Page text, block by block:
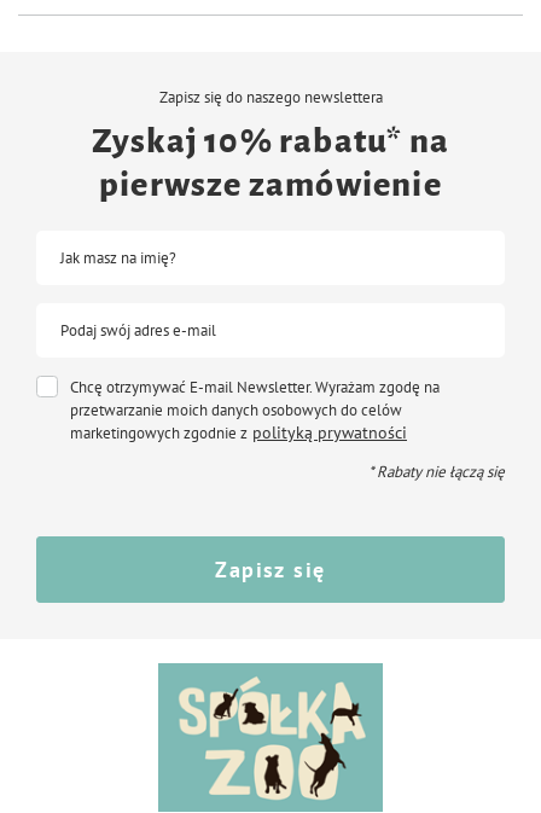
SKŁAD
SKŁADNIKI ANALITYCZNE
białko 15%, zawartość tłuszczu 9,5%, włókno surowe 8%, popiół surowy
3,5%, wapń 0,4%, fosfor 0,4%
DODATKI
DODATKI DIETETYCZNE
(żelazo) 46 mg, 3b202 (jod) 1,5 mg, 3b405 (miedź) 7 mg, 3b502 (mangan) 60
mg, 3b603 (cynk) 55 mg, 3b801 (selen) 0,1 mg
barwniki
W zależności od wielkości chomika najlepiej podawać 10 do 15g pokarmu na
dzień. Zapewnij dostęp do świeżej wody.
Zapisz się do naszego newslettera
Zyskaj 10% rabatu* na
pierwsze zamówienie
Jak masz na imię?
Podaj swój adres e-mail
Chcę otrzymywać E-mail Newsletter. Wyrażam zgodę na
przetwarzanie moich danych osobowych do celów
marketingowych zgodnie z polityką prywatności
* Rabaty nie łączą się
Zapisz się